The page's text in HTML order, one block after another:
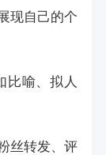
现自己的个
比喻、拟人
丝转发、评